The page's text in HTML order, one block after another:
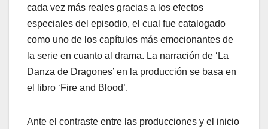
cada vez más reales gracias a los efectos
especiales del episodio, el cual fue catalogado
como uno de los capítulos más emocionantes de
la serie en cuanto al drama. La narración de ‘La
Danza de Dragones’ en la producción se basa en
el libro ‘Fire and Blood’.
Ante el contraste entre las producciones y el inicio